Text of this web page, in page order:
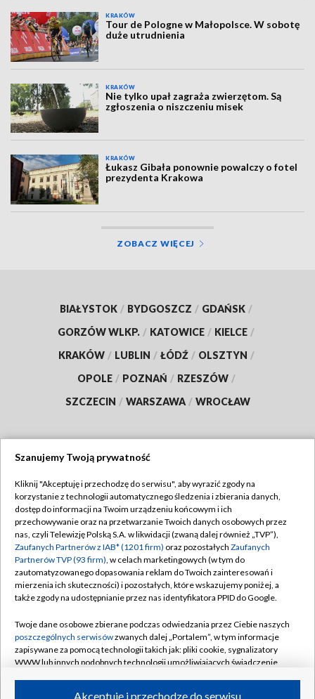
KRAKÓW
Tour de Pologne w Małopolsce. W sobotę
duże utrudnienia
KRAKÓW
Nie tylko upał zagraża zwierzętom. Są
zgłoszenia o niszczeniu misek
KRAKÓW
Łukasz Gibała ponownie powalczy o fotel
prezydenta Krakowa
ZOBACZ WIĘCEJ
BIAŁYSTOK / BYDGOSZCZ / GDAŃSK /
GORZÓW WLKP. / KATOWICE / KIELCE /
KRAKÓW / LUBLIN / ŁÓDŹ / OLSZTYN /
OPOLE / POZNAŃ / RZESZÓW /
SZCZECIN / WARSZAWA / WROCŁAW
TVP
Abonament TVP
Emisja w TVP
Centrum informacji TVP
Naziemna Telewizja Cyfrowa
Rada Programowa
System NOS
Informacje o nadawcy
Regulamin TVP
Polityka prywatności
Moje zgody
Pomoc
Kontakt
Kanały
Szanujemy Twoją prywatność
Kliknij "Akceptuję i przechodzę do serwisu", aby wyrazić zgody na
korzystanie z technologii automatycznego śledzenia i zbierania danych,
dostęp do informacji na Twoim urządzeniu końcowym i ich
przechowywanie oraz na przetwarzanie Twoich danych osobowych przez
nas, czyli Telewizję Polską S.A. w likwidacji (zwaną dalej również „TVP”),
Zaufanych Partnerów z IAB* (1201 firm) oraz pozostałych Zaufanych
Partnerów TVP (93 firm), w celach marketingowych (w tym do
zautomatyzowanego dopasowania reklam do Twoich zainteresowań i
mierzenia ich skuteczności) i pozostałych, które wskazujemy poniżej, a
także zgody na udostępnianie przez nas identyfikatora PPID do Google.
Twoje dane osobowe zbierane podczas odwiedzania przez Ciebie naszych
poszczególnych serwisówzwanych dalej „Portalem”, w tym informacje
zapisywane za pomocą technologii takich jak: pliki cookie, sygnalizatory
WWW lub innych podobnych technologii umożliwiających świadczenie
Akceptuję i przechodzę do serwisu